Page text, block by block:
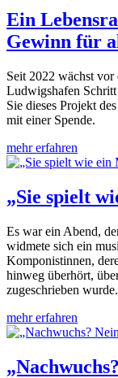
Ein
Gewinn für
Seit 2022 wächst
Ludwigshafen
Sie dieses Projekt
mit einer Spende.
mehr erfahren
„Sie spielt
Es war ein Abend,
widmete sich ein
Komponistinnen,
hinweg überhört,
zugeschrieben wurde.
mehr erfahren